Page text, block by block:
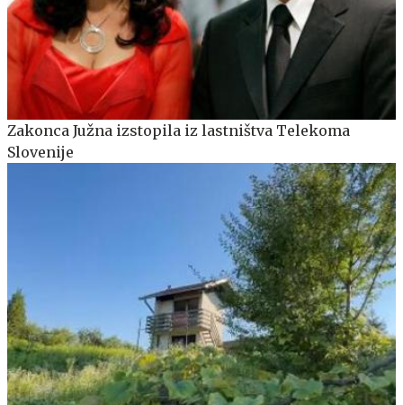
Zakonca Južna izstopila iz lastništva Telekoma
Slovenije